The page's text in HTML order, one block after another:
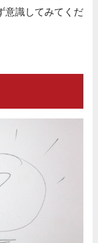
意識してみてくだ